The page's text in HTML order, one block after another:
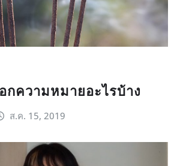
ความหมายอะไรบ้าง
ส.ค. 15, 2019